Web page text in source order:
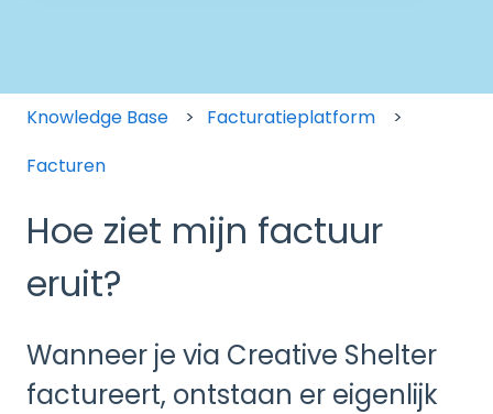
Knowledge Base
Facturatieplatform
Facturen
Hoe ziet mijn factuur
eruit?
Wanneer je via Creative Shelter
factureert, ontstaan er eigenlijk